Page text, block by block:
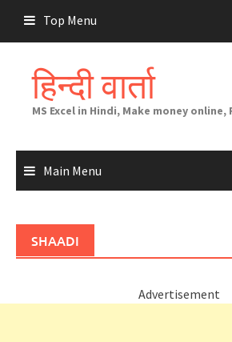
content
Top Menu
हिन्दी वार्ता
MS Excel in Hindi, Make money online,
Main Menu
SHAADI
Advertisement